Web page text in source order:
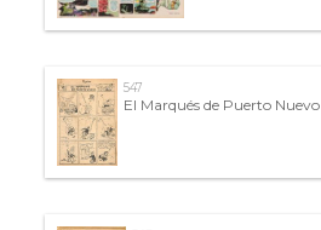
547
El Marqués de Puerto Nuevo